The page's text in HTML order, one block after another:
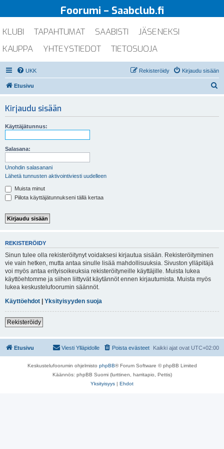
Foorumi – Saabclub.fi
KLUBI TAPAHTUMAT SAABISTI
JÄSENEKSI
KAUPPA
YHTEYSTIEDOT TIETOSUOJA
UKK Kirjaudu sisään
Rekisteröidy
Etusivu
Kirjaudu sisään
Käyttäjätunnus:
Salasana:
Unohdin salasanani
Lähetä tunnusten aktivointiviesti uudelleen
Muista minut
Piilota käyttäjätunnukseni tällä kertaa
REKISTERÖIDY
Sinun tulee olla rekisteröitynyt voidaksesi kirjautua sisään. Rekisteröityminen
vie vain hetken, mutta antaa sinulle lisää mahdollisuuksia. Sivuston ylläpitäjä
voi myös antaa erityisoikeuksia rekisteröityneille käyttäjille. Muista lukea
käyttöehtomme ja siihen liittyvät käytännöt ennen kirjautumista. Muista myös
lukea keskustelufoorumin säännöt.
Käyttöehdot | Yksityisyyden suoja
Rekisteröidy
Etusivu Kaikki ajat ovat UTC+02:00
Poista evästeet
Viesti Ylläpidolle
Keskustelufoorumin ohjelmisto phpBB® Forum Software © phpBB Limited
Käännös: phpBB Suomi (lurttinen, harritapio, Pettis)
Yksityisyys | Ehdot